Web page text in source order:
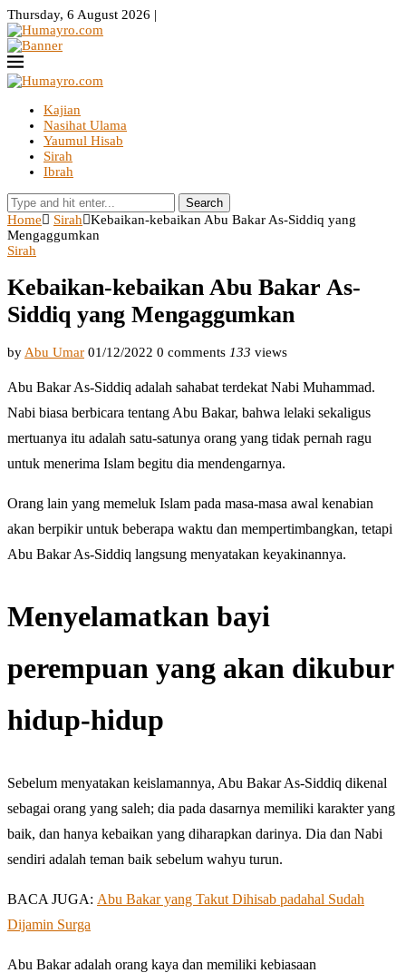
Thursday, 6 August 2026 |
Kajian
Nasihat Ulama
Yaumul Hisab
Sirah
Ibrah
Search
Home Sirah
Kebaikan-kebaikan Abu Bakar As-Siddiq yang
Mengaggumkan
Sirah
Kebaikan-kebaikan Abu Bakar As-
Siddiq yang Mengaggumkan
by Abu Umar 01/12/2022 0 comments 133 views
Abu Bakar As-Siddiq adalah sahabat terdekat Nabi Muhammad.
Nabi biasa berbicara tentang Abu Bakar, bahwa lelaki sekaligus
mertuanya itu adalah satu-satunya orang yang tidak pernah ragu
untuk menerima Islam begitu dia mendengarnya.
Orang lain yang memeluk Islam pada masa-masa awal kenabian
akan berpikir untuk beberapa waktu dan mempertimbangkan, tetapi
Abu Bakar As-Siddiq langsung menyatakan keyakinannya.
Menyelamatkan bayi
perempuan yang akan dikubur
hidup-hidup
Sebelum menyatakan keislamannya, Abu Bakar As-Siddiq dikenal
sebagai orang yang saleh; dia pada dasarnya memiliki karakter yang
baik, dan hanya kebaikan yang diharapkan darinya. Dia dan Nabi
sendiri adalah teman baik sebelum wahyu turun.
BACA JUGA: Abu Bakar yang Takut Dihisab padahal Sudah
Dijamin Surga
Abu Bakar adalah orang kaya dan memiliki kebiasaan